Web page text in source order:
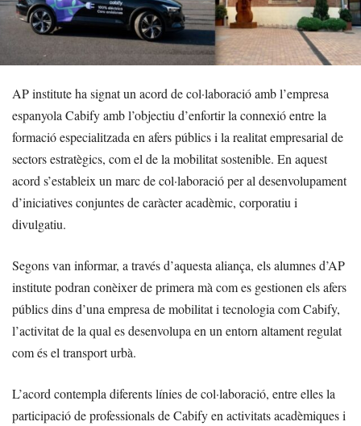
AP institute ha signat un acord de col·laboració amb l’empresa
espanyola Cabify amb l’objectiu d’enfortir la connexió entre la
formació especialitzada en afers públics i la realitat empresarial de
sectors estratègics, com el de la mobilitat sostenible. En aquest
acord s’estableix un marc de col·laboració per al desenvolupament
d’iniciatives conjuntes de caràcter acadèmic, corporatiu i
divulgatiu.
Segons van informar, a través d’aquesta aliança, els alumnes d’AP
institute podran conèixer de primera mà com es gestionen els afers
públics dins d’una empresa de mobilitat i tecnologia com Cabify,
l’activitat de la qual es desenvolupa en un entorn altament regulat
com és el transport urbà.
L’acord contempla diferents línies de col·laboració, entre elles la
participació de professionals de Cabify en activitats acadèmiques i